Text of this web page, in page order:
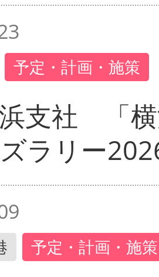
予定・計画・施策
浜支社 「
ラリー
予定・計画・施策